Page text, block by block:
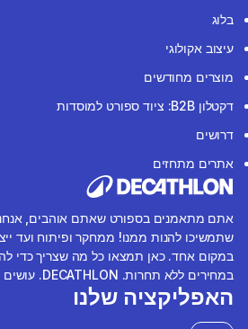
בלוג
עיצוב אקולוגי
מוצרים מחודשים
דקטלון B2B: ציוד ספורט למוסדות
דרושים
אתרים מתחזים
אתם מתאמנים בספורט שאתם אוהבים, אנחנו
שתמשיכו להנות ממנו! ממחקר ופיתוח ועד
במקום אחד. כאן תמצאו כל מה שצריך כדי
במחירים ללא תחרות. DECATHLON. עושים ספורט יחד!
האפליקציה שלנו